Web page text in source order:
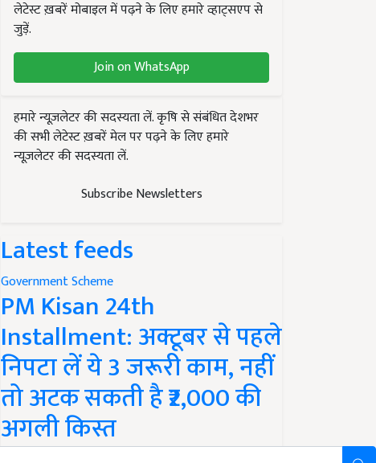
लेटेस्ट ख़बरें मोबाइल में पढ़ने के लिए हमारे व्हाट्सएप से
जुड़ें.
Join on WhatsApp
हमारे न्यूज़लेटर की सदस्यता लें. कृषि से संबंधित देशभर
की सभी लेटेस्ट ख़बरें मेल पर पढ़ने के लिए हमारे
न्यूज़लेटर की सदस्यता लें.
Subscribe Newsletters
Latest feeds
Government Scheme
PM Kisan 24th
Installment: अक्टूबर से पहले
निपटा लें ये 3 जरूरी काम, नहीं
तो अटक सकती है ₹2,000 की
अगली किस्त